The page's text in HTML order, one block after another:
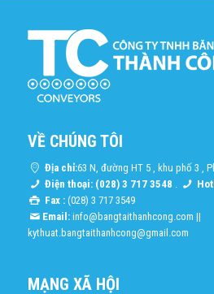
VỀ CHÚNG TÔI
Địa chỉ:63 N, đường HT 5 , khu phố 3 ,
Điện thoại: (028) 3 717 3548 .
Fax :(028) 3 717 3549
Email: info@bangtaithanhcong.com ||
kythuat.bangtaithanhcong@gmail.com
MẠNG XÃ HỘI